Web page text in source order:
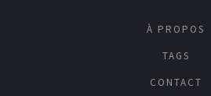
À PROPOS
TAGS
CONTACT